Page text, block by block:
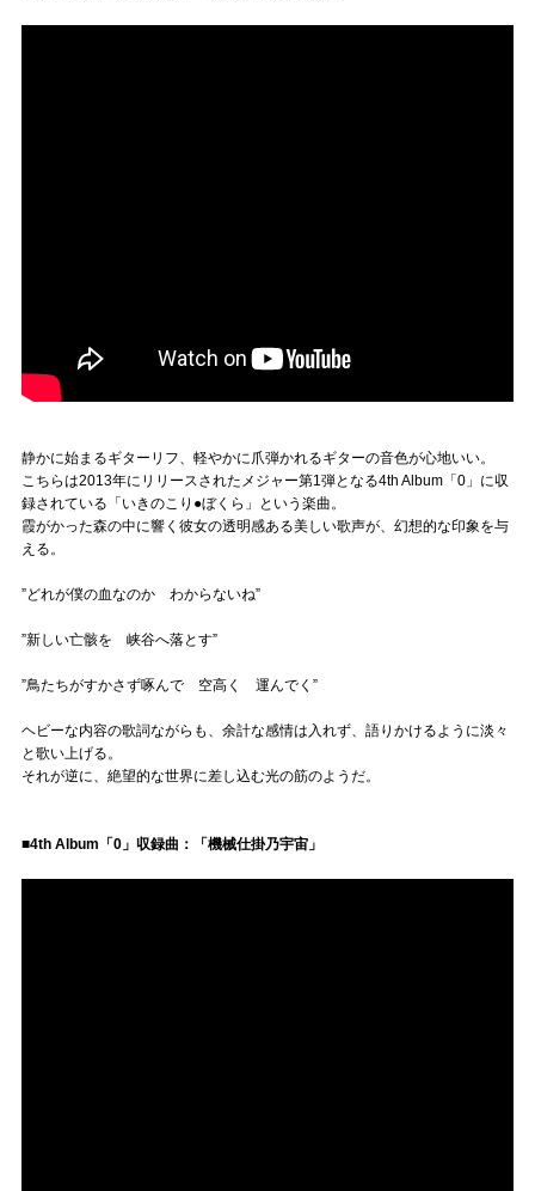
静かに始まるギターリフ、軽やかに爪弾かれるギターの音色が心地いい。
こちらは2013年にリリースされたメジャー第1弾となる4th Album「0」に収
録されている「いきのこり●ぼくら」という楽曲。
霞がかった森の中に響く彼女の透明感ある美しい歌声が、幻想的な印象を与
える。
”どれが僕の血なのか わからないね”
”新しい亡骸を 峡谷へ落とす”
”鳥たちがすかさず啄んで 空高く 運んでく”
ヘビーな内容の歌詞ながらも、余計な感情は入れず、語りかけるように淡々
と歌い上げる。
それが逆に、絶望的な世界に差し込む光の筋のようだ。
■4th Album「0」収録曲：「機械仕掛乃宇宙」